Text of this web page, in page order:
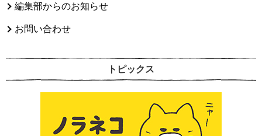
編集部からのお知らせ
お問い合わせ
トピックス